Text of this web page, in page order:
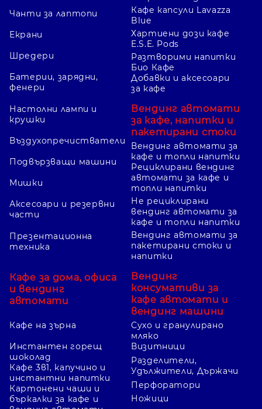
Чанти за лаптопи
Екрани
Шредери
Батерии, зарядни,
фенери
Настолни лампи и
крушки
Въздухопречистватели
Подвързващи машини
Мишки
Аксесоари и резервни
части
Презентационна
техника
Кафе за дома, офиса
и вендинг
автомати
Кафе на зърна
Кафе капсули Lavazza
Blue
Хартиени дози кафе
E.S.E. Pods
Разтворими напитки
Био Кафе
Добавки и аксесоари
за кафе
Вендинг автомати
за кафе, напитки и
пакетирани стоки
Вендинг автомати за
кафе и топли напитки
Рециклирани вендинг
автомати за кафе и
топли напитки
Не рециклирани
вендинг автомати за
кафе и топли напитки
Вендинг автомати за
пакетирани стоки и
напитки
Вендинг
консумативи за
кафе автомати и
вендинг машини
Сухо и гранулирано
мляко
Инстантен горещ
шоколад
Кафе 3в1, капучино и
инстантни напитки
Картонени чаши и
бъркалки за кафе и
Визитници
Разделители,
Удължители, Държачи
Перфоратори
Ножици